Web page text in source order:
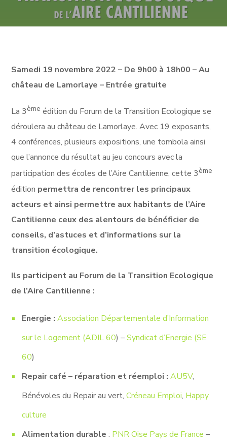
Samedi 19 novembre 2022 – De 9h00 à 18h00 – Au
château de Lamorlaye – Entrée gratuite
La 3ème édition du Forum de la Transition Ecologique se
déroulera au château de Lamorlaye. Avec 19 exposants,
4 conférences, plusieurs expositions, une tombola ainsi
que l’annonce du résultat au jeu concours avec la
participation des écoles de l’Aire Cantilienne, cette 3ème
édition permettra de rencontrer les principaux
acteurs et ainsi permettre aux habitants de l’Aire
Cantilienne ceux des alentours de bénéficier de
conseils, d’astuces et d’informations sur la
transition écologique.
Ils participent au Forum de la Transition Ecologique
de l’Aire Cantilienne :
Energie :Association Départementale d’Information
sur le Logement (ADIL 60) –Syndicat d’Energie (SE
60)
Repair café – réparation et réemploi :AU5V,
Bénévoles du Repair au vert,Créneau Emploi, Happy
culture
Alimentation durable: PNR Oise Pays de France –